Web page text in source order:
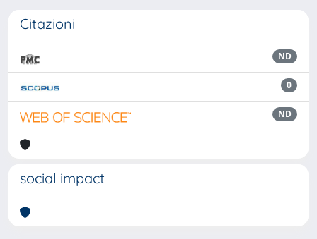
Citazioni
ND
0
ND
social impact